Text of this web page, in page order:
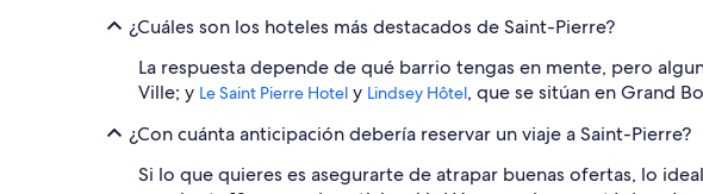
¿Cuáles son los hoteles más destacados de Saint-Pierre?
La respuesta depende de qué barrio tengas en mente, pero
Ville; y Le Saint Pierre Hotel y Lindsey Hôtel, que se sitúan en Grand
¿Con cuánta anticipación debería reservar un viaje a Saint-Pierre?
Si lo que quieres es asegurarte de atrapar buenas ofertas, lo